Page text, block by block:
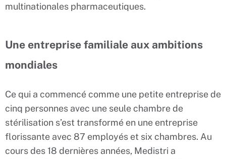
multinationales pharmaceutiques.
Une entreprise familiale aux ambitions
mondiales
Ce qui a commencé comme une petite entreprise de
cinq personnes avec une seule chambre de
stérilisation s’est transformé en une entreprise
florissante avec 87 employés et six chambres. Au
cours des 18 dernières années, Medistri a